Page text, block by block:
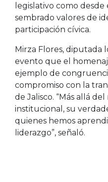
legislativo como
sembrado valores de
participación cívica.
Mirza Flores, diputada
evento que el
ejemplo de
compromiso con la
de Jalisco. “Más allá
institucional, su
quienes hemos
liderazgo”, señaló.